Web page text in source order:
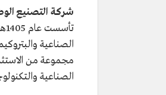
شركة التصنيع
الصناعية
مجموعة من
الصناعية